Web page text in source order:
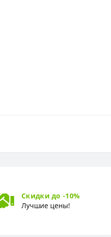
400 x 280 см
Скидки до -10%
Лучшие цены!